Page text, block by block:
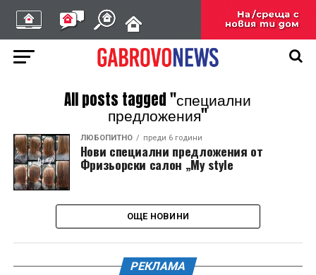
All posts tagged "специални
предложения"
ЛЮБОПИТНО преди 6 години
Нови специални предложения от
Фризьорски салон „My style
ОЩЕ НОВИНИ
РЕКЛАМА